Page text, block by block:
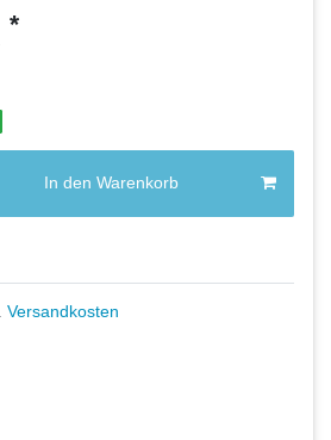
*
In den Warenkorb
Versandkosten